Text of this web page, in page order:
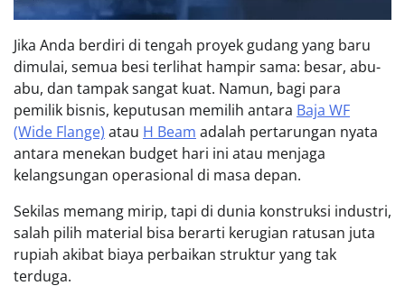
Jika Anda berdiri di tengah proyek gudang yang baru
dimulai, semua besi terlihat hampir sama: besar, abu-
abu, dan tampak sangat kuat. Namun, bagi para
pemilik bisnis, keputusan memilih antara Baja WF
(Wide Flange) atau H Beam adalah pertarungan nyata
antara menekan budget hari ini atau menjaga
kelangsungan operasional di masa depan.
Sekilas memang mirip, tapi di dunia konstruksi industri,
salah pilih material bisa berarti kerugian ratusan juta
rupiah akibat biaya perbaikan struktur yang tak
terduga.